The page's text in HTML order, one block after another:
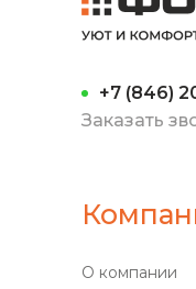
+7 (846)
Заказать
О компании